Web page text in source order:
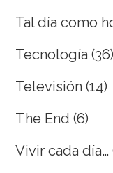
Tal día como
Tecnología (36)
Televisión (14)
The End (6)
Vivir cada día…